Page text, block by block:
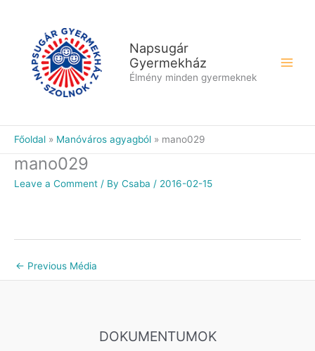
Napsugár
Gyermekház
Élmény minden gyermeknek
Főoldal Manóváros agyagból mano029
mano029
Leave a Comment / By Csaba / 2016-02-15
← Previous Média
DOKUMENTUMOK